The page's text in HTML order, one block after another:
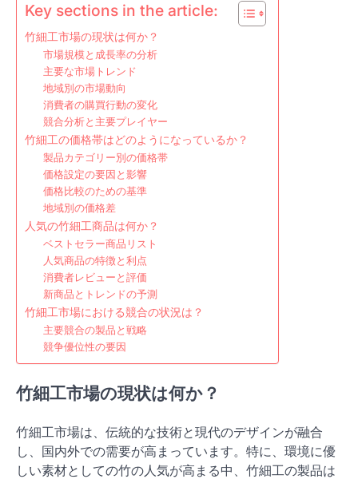
Key sections in the article:
竹細工市場の現状は何か？
市場規模と成長率の分析
主要な市場トレンド
地域別の市場動向
消費者の購買行動の変化
競合分析と主要プレイヤー
竹細工の価格帯はどのようになっているか？
製品カテゴリー別の価格帯
価格設定の要因と影響
価格比較のための基準
地域別の価格差
人気の竹細工商品は何か？
ベストセラー商品リスト
人気商品の特徴と利点
消費者レビューと評価
新商品とトレンドの予測
竹細工市場における競合の状況は？
主要競合の製品と戦略
競争優位性の要因
竹細工市場の現状は何か？
竹細工市場は、伝統的な技術と現代のデザインが融合
し、国内外での需要が高まっています。特に、環境に優
しい素材としての竹の人気が高まる中、竹細工の製品は